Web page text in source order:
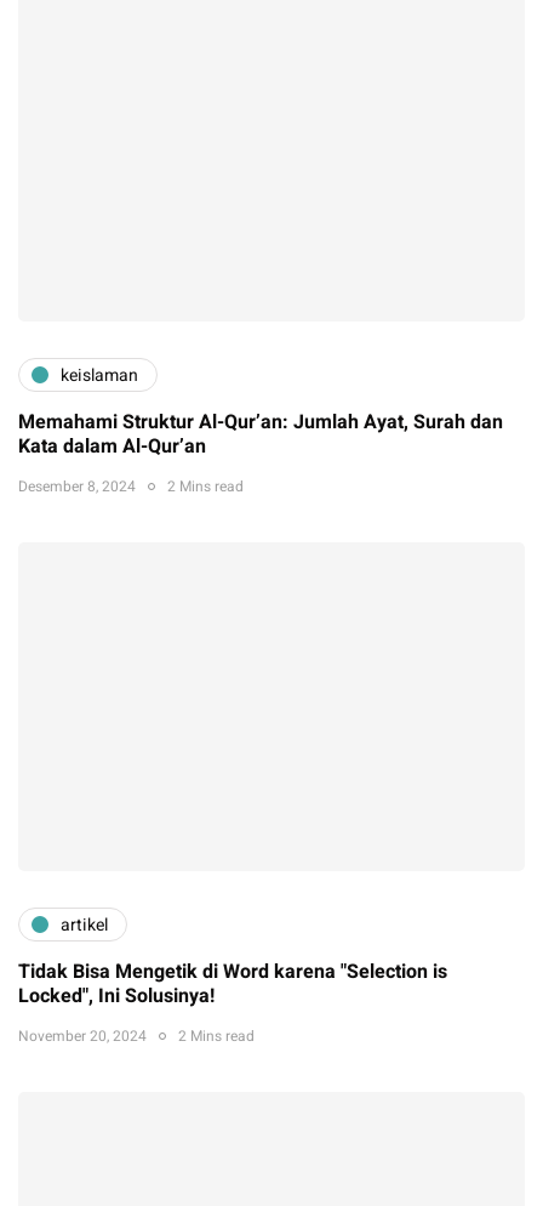
keislaman
Memahami Struktur Al-Qur’an: Jumlah Ayat, Surah dan
Kata dalam Al-Qur’an
Desember 8, 2024 2 Mins read
artikel
Tidak Bisa Mengetik di Word karena "Selection is
Locked", Ini Solusinya!
November 20, 2024 2 Mins read